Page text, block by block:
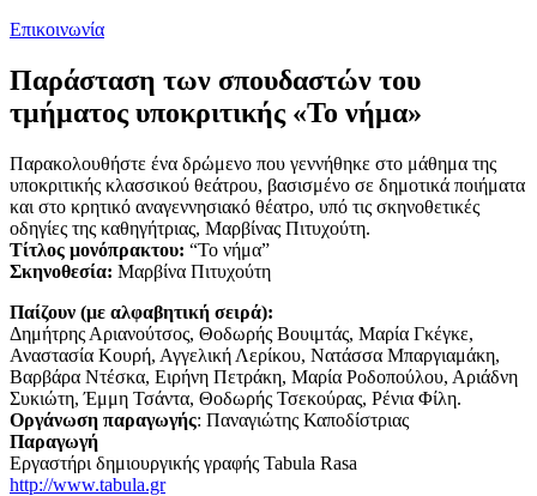
Επικοινωνία
Παράσταση των σπουδαστών του
τμήματος υποκριτικής «Το νήμα»
Παρακολουθήστε ένα δρώμενο που γεννήθηκε στο μάθημα της
υποκριτικής κλασσικού θεάτρου, βασισμένο σε δημοτικά ποιήματα
και στο κρητικό αναγεννησιακό θέατρο, υπό τις σκηνοθετικές
οδηγίες της καθηγήτριας, Μαρβίνας Πιτυχούτη.
Τίτλος μονόπρακτου: “Το νήμα”
Σκηνοθεσία: Μαρβίνα Πιτυχούτη
Παίζουν (με αλφαβητική σειρά):
Δημήτρης Αριανούτσος, Θοδωρής Βουιμτάς, Μαρία Γκέγκε,
Αναστασία Κουρή, Αγγελική Λερίκου, Νατάσσα Μπαργιαμάκη,
Βαρβάρα Ντέσκα, Ειρήνη Πετράκη, Μαρία Ροδοπούλου, Αριάδνη
Συκιώτη, Έμμη Τσάντα, Θοδωρής Τσεκούρας, Ρένια Φίλη.
Οργάνωση παραγωγής: Παναγιώτης Καποδίστριας
Παραγωγή
Εργαστήρι δημιουργικής γραφής Tabula Rasa
http://www.tabula.gr